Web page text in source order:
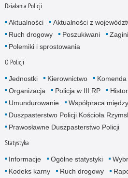
Działania Policji
Aktualności Aktualności z
Ruch drogowy
Poszukiwani
Polemiki i sprostowania
O Policji
Jednostki Kierownictwo
Komenda
Organizacja
Policja w III RP
Umundurowanie
Współpraca
Duszpasterstwo Policji Kościoła
Prawosławne Duszpasterstwo Policji
Statystyka
Informacje Ogólne statystyki
Kodeks karny
Ruch drogowy